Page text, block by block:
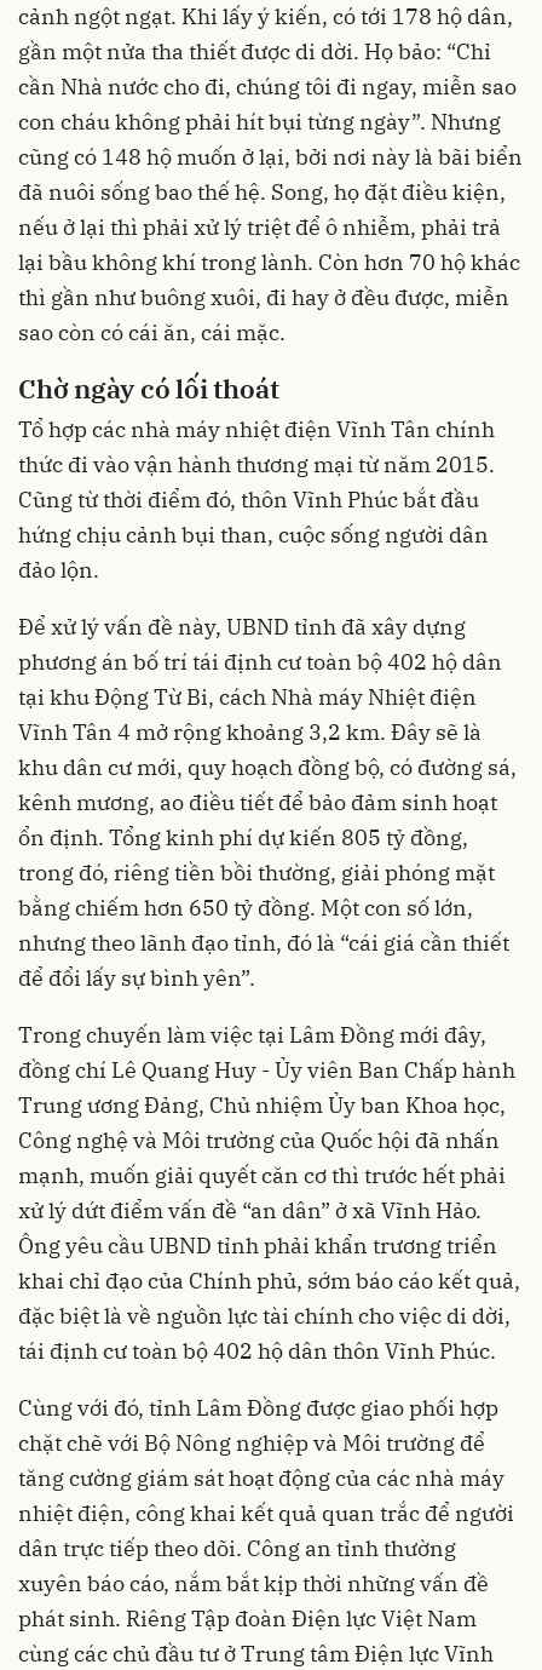
cảnh ngột ngạt. Khi lấy ý kiến, có tới 178 hộ dân,
gần một nửa tha thiết được di dời. Họ bảo: “Chỉ
cần Nhà nước cho đi, chúng tôi đi ngay, miễn sao
con cháu không phải hít bụi từng ngày”. Nhưng
cũng có 148 hộ muốn ở lại, bởi nơi này là bãi biển
đã nuôi sống bao thế hệ. Song, họ đặt điều kiện,
nếu ở lại thì phải xử lý triệt để ô nhiễm, phải trả
lại bầu không khí trong lành. Còn hơn 70 hộ khác
thì gần như buông xuôi, đi hay ở đều được, miễn
sao còn có cái ăn, cái mặc.
Chờ ngày có lối thoát
Tổ hợp các nhà máy nhiệt điện Vĩnh Tân chính
thức đi vào vận hành thương mại từ năm 2015.
Cũng từ thời điểm đó, thôn Vĩnh Phúc bắt đầu
hứng chịu cảnh bụi than, cuộc sống người dân
đảo lộn.
Để xử lý vấn đề này, UBND tỉnh đã xây dựng
phương án bố trí tái định cư toàn bộ 402 hộ dân
tại khu Động Từ Bi, cách Nhà máy Nhiệt điện
Vĩnh Tân 4 mở rộng khoảng 3,2 km. Đây sẽ là
khu dân cư mới, quy hoạch đồng bộ, có đường sá,
kênh mương, ao điều tiết để bảo đảm sinh hoạt
ổn định. Tổng kinh phí dự kiến 805 tỷ đồng,
trong đó, riêng tiền bồi thường, giải phóng mặt
bằng chiếm hơn 650 tỷ đồng. Một con số lớn,
nhưng theo lãnh đạo tỉnh, đó là “cái giá cần thiết
để đổi lấy sự bình yên”.
Trong chuyến làm việc tại Lâm Đồng mới đây,
đồng chí Lê Quang Huy - Ủy viên Ban Chấp hành
Trung ương Đảng, Chủ nhiệm Ủy ban Khoa học,
Công nghệ và Môi trường của Quốc hội đã nhấn
mạnh, muốn giải quyết căn cơ thì trước hết phải
xử lý dứt điểm vấn đề “an dân” ở xã Vĩnh Hảo.
Ông yêu cầu UBND tỉnh phải khẩn trương triển
khai chỉ đạo của Chính phủ, sớm báo cáo kết quả,
đặc biệt là về nguồn lực tài chính cho việc di dời,
tái định cư toàn bộ 402 hộ dân thôn Vĩnh Phúc.
Cùng với đó, tỉnh Lâm Đồng được giao phối hợp
chặt chẽ với Bộ Nông nghiệp và Môi trường để
tăng cường giám sát hoạt động của các nhà máy
nhiệt điện, công khai kết quả quan trắc để người
dân trực tiếp theo dõi. Công an tỉnh thường
xuyên báo cáo, nắm bắt kịp thời những vấn đề
phát sinh. Riêng Tập đoàn Điện lực Việt Nam
cùng các chủ đầu tư ở Trung tâm Điện lực Vĩnh